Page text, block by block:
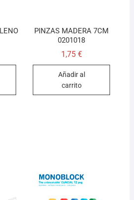
PINZAS MADERA 7CM
0201018
1,75 €
Añadir al
carrito